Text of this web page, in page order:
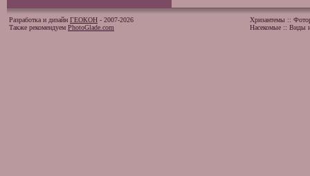
Разработка и дизайн ГЕОКОН - 2007-2026
Также рекомендуем PhotoGlade.com
Хризантемы ::
Насекомые :: Виды